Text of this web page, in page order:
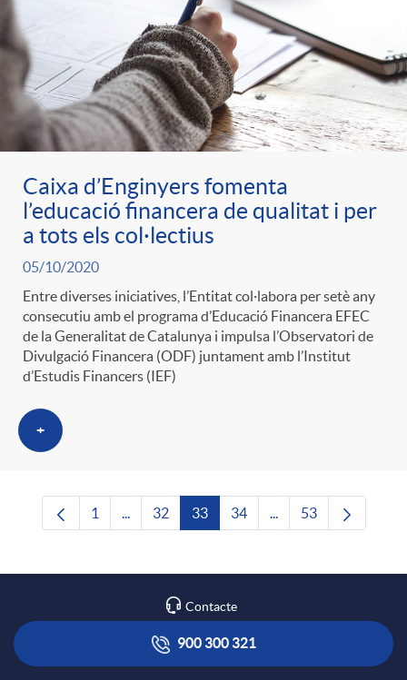
Caixa d’Enginyers fomenta
l’educació financera de qualitat i per
a tots els col·lectius
05/10/2020
Entre diverses iniciatives, l’Entitat col·labora per setè any
consecutiu amb el programa d’Educació Financera EFEC
de la Generalitat de Catalunya i impulsa l’Observatori de
Divulgació Financera (ODF) juntament amb l’Institut
d’Estudis Financers (IEF)
+
Pàgina
1 ...Pàgines intermèdies Utilitzeu TAB per
Pàgina
32 Pàgina
33 Pàgina
34 ...Pàgines intermèdies
Pàgina
53
Contacte
900 300 321